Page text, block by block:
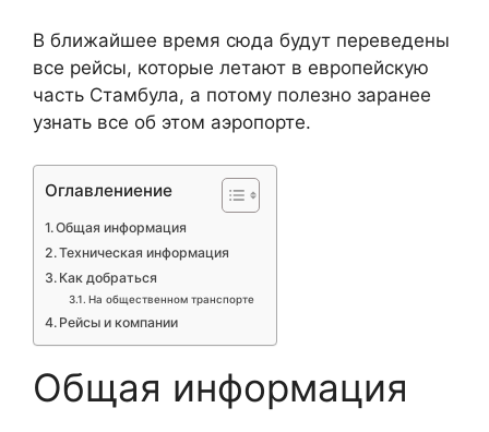
В ближайшее время сюда будут переведены
все рейсы, которые летают в европейскую
часть Стамбула, а потому полезно заранее
узнать все об этом аэропорте.
Оглавлениение
Общая информация
Техническая информация
Как добраться
На общественном транспорте
Рейсы и компании
Общая информация